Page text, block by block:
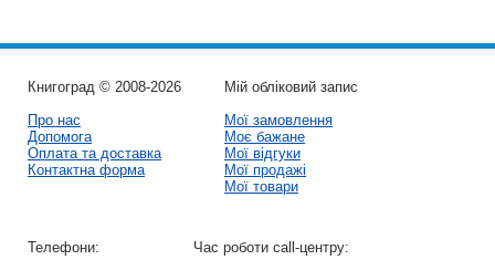
Книгоград © 2008-2026
Про нас
Допомога
Оплата та доставка
Контактна форма
Мій обліковий запис
Мої замовлення
Моє бажане
Мої відгуки
Мої продажі
Мої товари
Телефони:
Час роботи call-центру: